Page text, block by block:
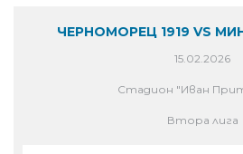
ЧЕРНОМОРЕЦ 1919 VS
15.02.2026
Стадион "Иван
Втора лига